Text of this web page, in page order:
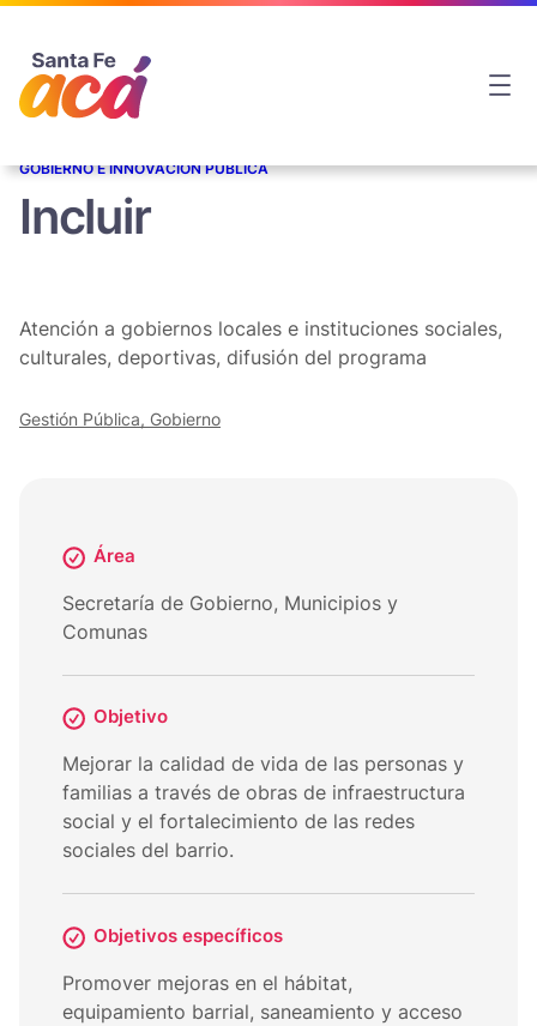
GOBIERNO E INNOVACIÓN PÚBLICA
Incluir
Atención a gobiernos locales e instituciones sociales,
culturales, deportivas, difusión del programa
Gestión Pública, Gobierno
Área
Secretaría de Gobierno, Municipios y
Comunas
Objetivo
Mejorar la calidad de vida de las personas y
familias a través de obras de infraestructura
social y el fortalecimiento de las redes
sociales del barrio.
Objetivos específicos
Promover mejoras en el hábitat,
equipamiento barrial, saneamiento y acceso